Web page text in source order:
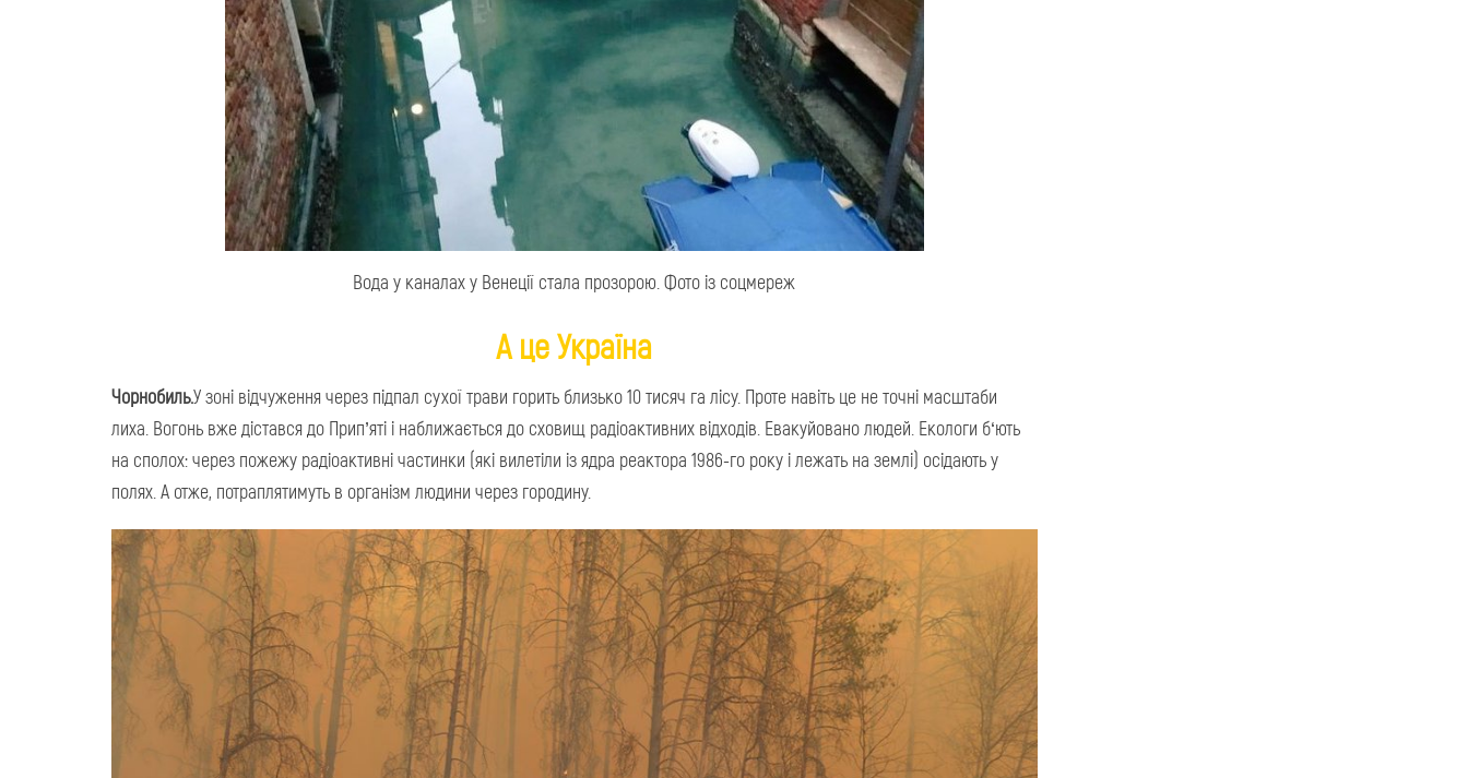
Вода у каналах у Венеції стала прозорою. Фото із соцмереж
А це Україна
Чорнобиль.У зоні відчуження через підпал сухої трави горить близько 10 тисяч га лісу. Проте навіть це не точні масштаби
лиха. Вогонь вже дістався до Прип’яті і наближається до сховищ радіоактивних відходів. Евакуйовано людей. Екологи б‘ють
на сполох: через пожежу радіоактивні частинки (які вилетіли із ядра реактора 1986-го року і лежать на землі) осідають у
полях. А отже, потраплятимуть в організм людини через городину.